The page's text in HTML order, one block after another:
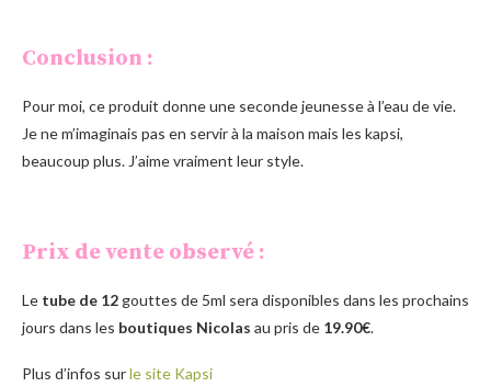
Conclusion :
Pour moi, ce produit donne une seconde jeunesse à l’eau de vie.
Je ne m’imaginais pas en servir à la maison mais les kapsi,
beaucoup plus. J’aime vraiment leur style.
Prix de vente observé :
Le tube de 12 gouttes de 5ml sera disponibles dans les prochains
jours dans les boutiques Nicolas au pris de 19.90€.
Plus d’infos surle site Kapsi